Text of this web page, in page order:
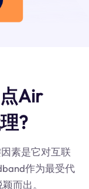
Air
?
素是它对互联
作为最受代
而出。